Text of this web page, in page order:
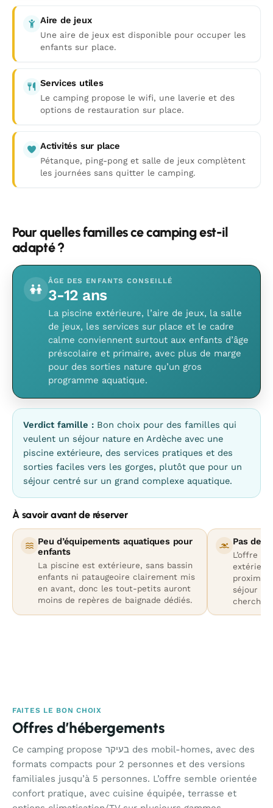
Aire de jeux
Une aire de jeux est disponible pour occuper les
enfants sur place.
Services utiles
Le camping propose le wifi, une laverie et des
options de restauration sur place.
Activités sur place
Pétanque, ping-pong et salle de jeux complètent
les journées sans quitter le camping.
Pour quelles familles ce camping est-il
adapté ?
ÂGE DES ENFANTS CONSEILLÉ
3-12 ans
La piscine extérieure, l’aire de jeux, la salle
de jeux, les services sur place et le cadre
calme conviennent surtout aux enfants d’âge
préscolaire et primaire, avec plus de marge
pour des sorties nature qu’un gros
programme aquatique.
Verdict famille : Bon choix pour des familles qui
veulent un séjour nature en Ardèche avec une
piscine extérieure, des services pratiques et des
sorties faciles vers les gorges, plutôt que pour un
séjour centré sur un grand complexe aquatique.
À savoir avant de réserver
Peu d’équipements aquatiques pour
enfants
La piscine est extérieure, sans bassin
enfants ni pataugeoire clairement mis
en avant, donc les tout-petits auront
moins de repères de baignade dédiés.
Pas de
L’offre
séjour
FAITES LE BON CHOIX
Offres d’hébergements
Ce camping propose בעיקר des mobil-homes, avec des
formats compacts pour 2 personnes et des versions
familiales jusqu’à 5 personnes. L’offre semble orientée
confort pratique, avec cuisine équipée, terrasse et